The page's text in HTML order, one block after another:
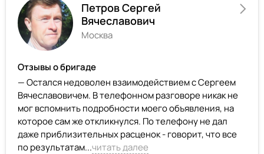
Петров Сергей
Вячеславович
Москва
Отзывы о бригаде
— Остался недоволен взаимодействием с Сергеем
Вячеславовичем. В телефонном разговоре никак не
мог вспомнить подробности моего объявления, на
которое сам же откликнулся. По телефону не дал
даже приблизительных расценок - говорит, что все
по результатам...читать далее